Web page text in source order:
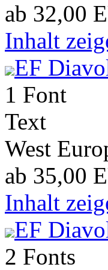
ab 32,00
Inhalt
EF
1 Font
Text
West
ab 35,00
Inhalt
EF
2 Fonts